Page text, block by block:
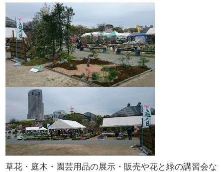
草花・庭木・園芸用品の展示・販売や花と緑の講習会な